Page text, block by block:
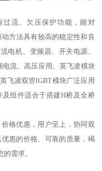
过流、欠压保护功能，能对
方法具有较高的稳定性和良
电机、变频器、开关电源、
流、高压应用。英飞凌模块
飞凌双管IGBT模块广泛应用
组件适合于搭建H桥及全桥
格优惠，用户至上，协同双
惠的价格、可靠的质量，竭
需求。